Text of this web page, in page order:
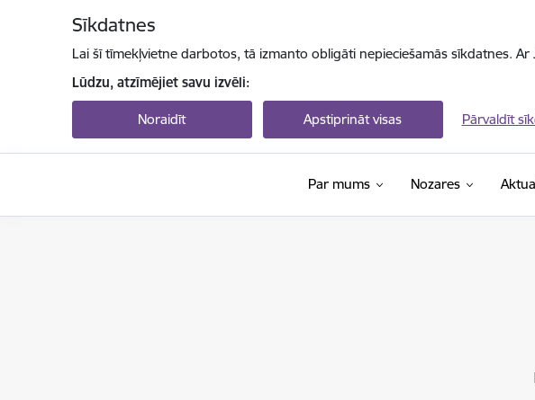
Sīkdatnes
Lai šī tīmekļvietne darbotos, tā izmanto obligāti nepieciešamās sīkdatnes.
Lūdzu, atzīmējiet savu izvēli:
Noraidīt Apstiprināt visas Pārvaldīt
Par mums Nozares